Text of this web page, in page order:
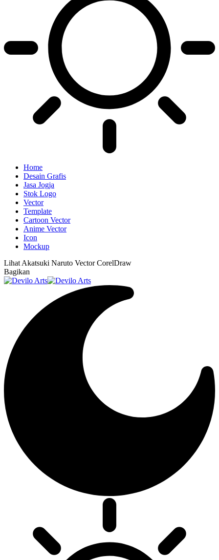
Home
Desain Grafis
Jasa Jogja
Stok Logo
Vector
Template
Cartoon Vector
Anime Vector
Icon
Mockup
Lihat Akatsuki Naruto Vector CorelDraw
Bagikan